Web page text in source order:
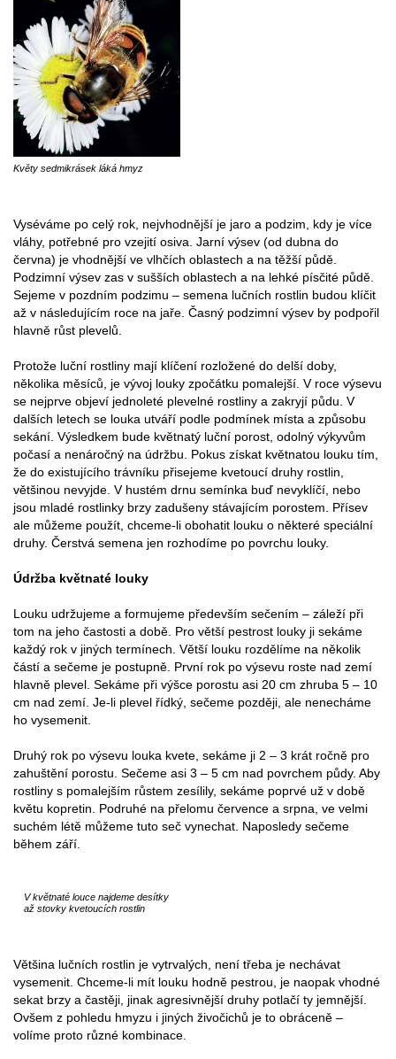
Květy sedmikrásek láká hmyz
Vyséváme po celý rok, nejvhodnější je jaro a podzim, kdy je více
vláhy, potřebné pro vzejití osiva. Jarní výsev (od dubna do
června) je vhodnější ve vlhčích oblastech a na těžší půdě.
Podzimní výsev zas v sušších oblastech a na lehké písčité půdě.
Sejeme v pozdním podzimu – semena lučních rostlin budou klíčit
až v následujícím roce na jaře. Časný podzimní výsev by podpořil
hlavně růst plevelů.
Protože luční rostliny mají klíčení rozložené do delší doby,
několika měsíců, je vývoj louky zpočátku pomalejší. V roce výsevu
se nejprve objeví jednoleté plevelné rostliny a zakryjí půdu. V
dalších letech se louka utváří podle podmínek místa a způsobu
sekání. Výsledkem bude květnatý luční porost, odolný výkyvům
počasí a nenáročný na údržbu. Pokus získat květnatou louku tím,
že do existujícího trávníku přisejeme kvetoucí druhy rostlin,
většinou nevyjde. V hustém drnu semínka buď nevyklíčí, nebo
jsou mladé rostlinky brzy zadušeny stávajícím porostem. Přísev
ale můžeme použít, chceme-li obohatit louku o některé speciální
druhy. Čerstvá semena jen rozhodíme po povrchu louky.
Údržba květnaté louky
Louku udržujeme a formujeme především sečením – záleží při
tom na jeho častosti a době. Pro větší pestrost louky ji sekáme
každý rok v jiných termínech. Větší louku rozdělíme na několik
částí a sečeme je postupně. První rok po výsevu roste nad zemí
hlavně plevel. Sekáme při výšce porostu asi 20 cm zhruba 5 – 10
cm nad zemí. Je-li plevel řídký, sečeme později, ale nenecháme
ho vysemenit.
Druhý rok po výsevu louka kvete, sekáme ji 2 – 3 krát ročně pro
zahuštění porostu. Sečeme asi 3 – 5 cm nad povrchem půdy. Aby
rostliny s pomalejším růstem zesílily, sekáme poprvé už v době
květu kopretin. Podruhé na přelomu července a srpna, ve velmi
suchém létě můžeme tuto seč vynechat. Naposledy sečeme
během září.
V květnaté louce najdeme desítky
až stovky kvetoucích rostlin
Většina lučních rostlin je vytrvalých, není třeba je nechávat
vysemenit. Chceme-li mít louku hodně pestrou, je naopak vhodné
sekat brzy a častěji, jinak agresivnější druhy potlačí ty jemnější.
Ovšem z pohledu hmyzu i jiných živočichů je to obráceně –
volíme proto různé kombinace.